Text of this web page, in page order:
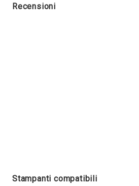
Recensioni
Stampanti compatibili